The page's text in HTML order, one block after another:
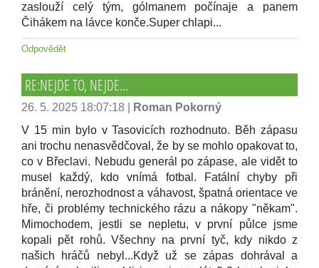
zaslouží celý tým, gólmanem počínaje a panem
Čihákem na lávce konče.Super chlapi...
Odpovědět
RE:NEJDE TO, NEJDE...
26. 5. 2025 18:07:18
Roman Pokorný
V 15 min bylo v Tasovicích rozhodnuto. Běh zápasu
ani trochu nenasvědčoval, že by se mohlo opakovat to,
co v Břeclavi. Nebudu generál po zápase, ale vidět to
musel každý, kdo vnímá fotbal. Fatální chyby při
bránění, nerozhodnost a váhavost, špatná orientace ve
hře, či problémy technického rázu a nákopy "někam".
Mimochodem, jestli se nepletu, v první půlce jsme
kopali pět rohů. Všechny na první tyč, kdy nikdo z
našich hráčů nebyl...Když už se zápas dohrával a